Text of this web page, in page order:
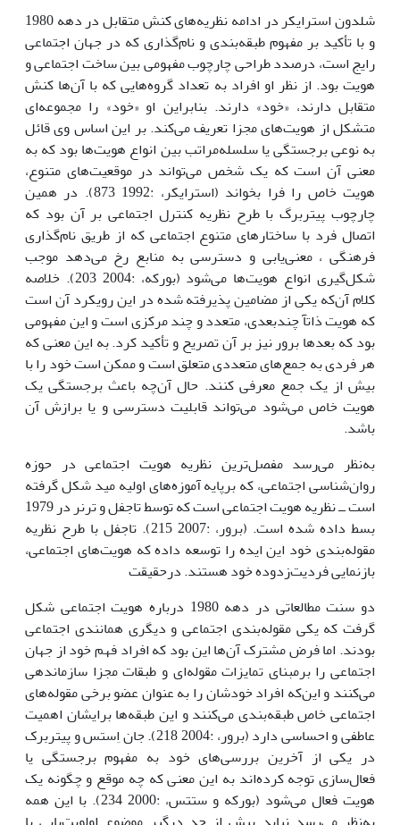
شلدون استرایکر در ادامه نظریه‌های کنش متقابل در دهه 1980
و با تأکید بر مفهوم طبقه‌بندی و نام‌گذاری که در جهان اجتماعی
رایج است، درصدد طراحی چارچوب مفهومی بین ساخت اجتماعی و
هویت بود. از نظر او افراد به تعداد گروه‌هایی که با آن‌ها کنش
متقابل دارند، «خود» دارند. بنابراین او «خود» را مجموعه‌ای
متشکل از هویت‌های مجزا تعریف می‌کند. بر این اساس وی قائل
به نوعی برجستگی یا سلسله‌مراتب بین انواع هویت‌ها بود که به
معنی آن است که یک شخص می‌تواند در موقعیت‌های متنوع،
هویت خاص را فرا بخواند (استرایکر، :1992 873). در همین
چارچوب پیتربرگ با طرح نظریه کنترل اجتماعی بر آن بود که
اتصال فرد با ساختارهای متنوع اجتماعی که از طریق نام‌گذاری
فرهنگی ، معنی‌یابی و دسترسی به منابع رخ می‌دهد موجب
شکل‌گیری انواع هویت‌ها می‌شود (بورکه، :2004 203). خلاصه
کلام آن‌که یکی از مضامین پذیرفته شده در این رویکرد آن است
که هویت ذاتآ چندبعدی، متعدد و چند مرکزی است و این مفهومی
بود که بعدها برور نیز بر آن تصریح و تأکید کرد. به این معنی که
هر فردی به جمع‌های متعددی متعلق است و ممکن است خود را با
بیش از یک جمع معرفی کنند. حال آن‌چه باعث برجستگی یک
هویت خاص می‌شود می‌تواند قابلیت دسترسی و یا برازش آن
باشد.
به‌نظر می‌رسد مفصل‌ترین نظریه هویت اجتماعی در حوزه
روان‌شناسی اجتماعی، که برپایه آموزه‌های اولیه مید شکل گرفته
است ــ نظریه هویت اجتماعی است که توسط تاجفل و ترنر در 1979
بسط داده شده است. (برور، :2007 215). تاجفل با طرح نظریه
مقوله‌بندی خود این ایده را توسعه داده که هویت‌های اجتماعی،
بازنمایی فردیت‌زدوده خود هستند. درحقیقت
دو سنت مطالعاتی در دهه 1980 درباره هویت اجتماعی شکل
گرفت که یکی مقوله‌بندی اجتماعی و دیگری همانندی اجتماعی
بودند. اما فرض مشترک آن‌ها این بود که افراد فهم خود از جهان
اجتماعی را برمبنای تمایزات مقوله‌ای و طبقات مجزا سازماندهی
می‌کنند و این‌که افراد خودشان را به عنوان عضو برخی مقوله‌های
اجتماعی خاص طبقه‌بندی می‌کنند و این طبقه‌ها برایشان اهمیت
عاطفی و احساسی دارد (برور، :2004 218). جان اِستس و پیتربرک
در یکی از آخرین بررسی‌های خود به مفهوم برجستگی یا
فعال‌سازی توجه کرده‌اند به این معنی که چه موقع و چگونه یک
هویت فعال می‌شود (بورکه و ستتس، :2000 234). با این همه